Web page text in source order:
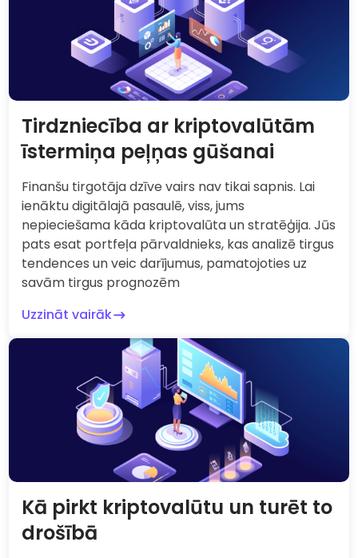
Kriptovalūtu tirgus izpratne
Tirdzniecība ar kriptovalūtām
īstermiņa peļņas gūšanai
Finanšu tirgotāja dzīve vairs nav tikai sapnis. Lai
ienāktu digitālajā pasaulē, viss, jums
nepieciešama kāda kriptovalūta un stratēģija. Jūs
pats esat portfeļa pārvaldnieks, kas analizē tirgus
tendences un veic darījumus, pamatojoties uz
savām tirgus prognozēm
Uzzināt vairāk
Kā pirkt kriptovalūtu un turēt to
drošībā